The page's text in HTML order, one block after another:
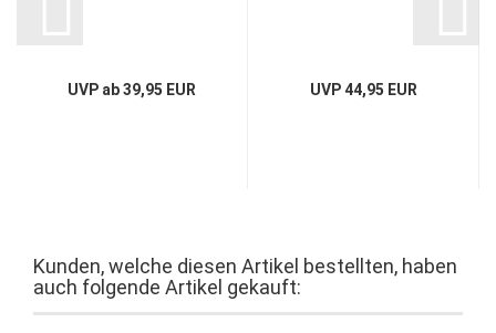
UVP ab 39,95 EUR UVP 44,95 EUR
Kunden, welche diesen Artikel bestellten, haben
auch folgende Artikel gekauft: